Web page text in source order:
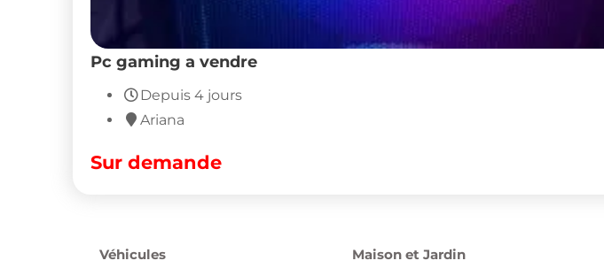
Pc gaming a vendre
Depuis 4 jours
Ariana
Sur demande
Véhicules
Maison et Jardin